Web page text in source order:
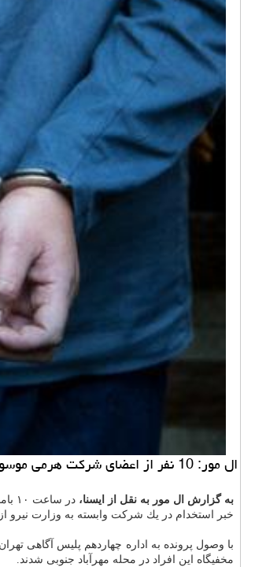
ال مور: 10 نفر از اعضای شركت هرمی موسوم به كیونت دستگیر شدند.
به گزارش ال مور به نقل از ایسنا،در ساعت ۱۰ بامداد روز هجدهم مهرماه امسال فردی با مراجعه به پلیس آگاهی از عضویت برادرش در یك
خبر استخدام در یك شركت وابسته به وزارت
با وصول پرونده به اداره چهاردهم پلیس آگاهی
مخفیگاه این افراد در محله مهرآباد جنوبی شدند.